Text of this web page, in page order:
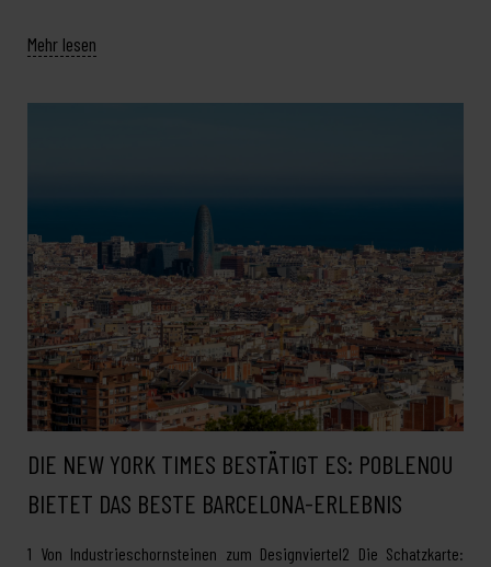
Mehr lesen
DIE NEW YORK TIMES BESTÄTIGT ES: POBLENOU
BIETET DAS BESTE BARCELONA-ERLEBNIS
1 Von Industrieschornsteinen zum Designviertel2 Die Schatzkarte: